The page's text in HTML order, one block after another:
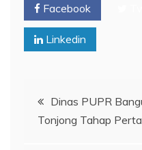
Facebook
Linkedin
Navigasi
pos
Dinas PUPR
Tonjong Tahap